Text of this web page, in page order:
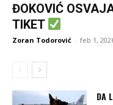
ĐOKOVIĆ
TIKET
Zoran Todorović - feb 1,
DA